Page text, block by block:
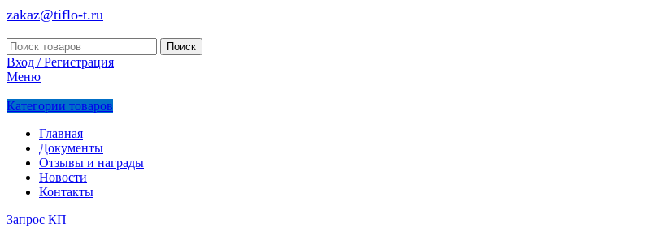
zakaz@tiflo-t.ru
Поиск
Вход / Регистрация
Меню
Категории товаров
Главная
Документы
Отзывы и награды
Новости
Контакты
Запрос КП